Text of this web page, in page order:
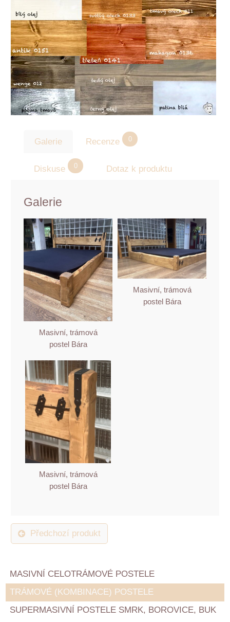
Galerie Recenze 0
Diskuse 0 Dotaz k produktu
Galerie
Masivní, trámová
postel Bára
Masivní, trámová
postel Bára
Masivní, trámová
postel Bára
Předchozí produkt
MASIVNÍ CELOTRÁMOVÉ POSTELE
TRÁMOVÉ (KOMBINACE) POSTELE
SUPERMASIVNÍ POSTELE SMRK, BOROVICE, BUK